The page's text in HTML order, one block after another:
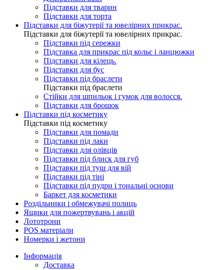
Підставки для тварин
Підставки для торта
Підставки для біжутерії та ювелірниx прикрас.
Підставки для біжутерії та ювелірниx прикрас.
Підставки під сережки
Підставка для прикрас під кольє і ланцюжки
Підставки для кілець.
Підставки для бус
Підставки під браслети
Підставки під браслети
Стійки для шпильок і гумок для волосся.
Підставки для брошок
Підставки під косметику
Підставки під косметику
Підставки для помади
Підставки під лаки
Підставки для олівців
Підставки під блиск для губ
Підставки під туш для вій
Підставки під тіні
Підставки під пудри і тональні основи
Баркет для косметики
Роздільники і обмежувачі полиць
Ящики для пожертвувань і акцій
Лототрони
POS матеріали
Номерки і жетони
Інформація
Доставка